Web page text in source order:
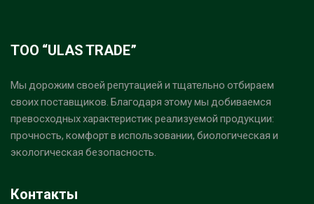
ТОО “ULAS TRADE”
Мы дорожим своей репутацией и тщательно отбираем
своих поставщиков. Благодаря этому мы добиваемся
превосходных характеристик реализуемой продукции:
прочность, комфорт в использовании, биологическая и
экологическая безопасность.
Контакты